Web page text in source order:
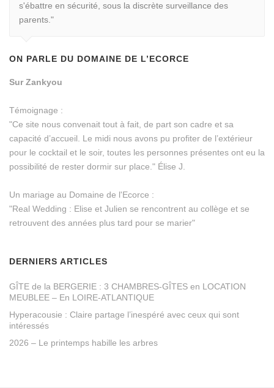
s'ébattre en sécurité, sous la discrète surveillance des
parents."
ON PARLE DU DOMAINE DE L’ECORCE
Sur Zankyou
Témoignage :
"Ce site nous convenait tout à fait, de part son cadre et sa
capacité d’accueil. Le midi nous avons pu profiter de l’extérieur
pour le cocktail et le soir, toutes les personnes présentes ont eu la
possibilité de rester dormir sur place." Élise J.
Un mariage au Domaine de l'Ecorce :
"Real Wedding : Elise et Julien se rencontrent au collège et se
retrouvent des années plus tard pour se marier"
DERNIERS ARTICLES
GÎTE de la BERGERIE : 3 CHAMBRES-GÎTES en LOCATION
MEUBLEE – En LOIRE-ATLANTIQUE
Hyperacousie : Claire partage l’inespéré avec ceux qui sont
intéressés
2026 – Le printemps habille les arbres